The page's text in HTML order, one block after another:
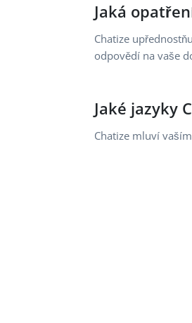
Jaká
Chatize
odpovědí na vaše
Jaké jazyky
Chatize mluví